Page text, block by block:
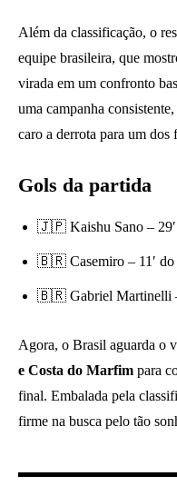
Além da classificação, o
equipe brasileira, que
virada em um confronto
uma campanha
caro a derrota para um
Gols da partida
🇯🇵 Kaishu Sano – 29′
🇧🇷 Casemiro – 11′ do
🇧🇷 Gabriel Martinelli –
Agora, o Brasil aguarda o
e Costa do Marfim para
final. Embalada pela
firme na busca pelo tão